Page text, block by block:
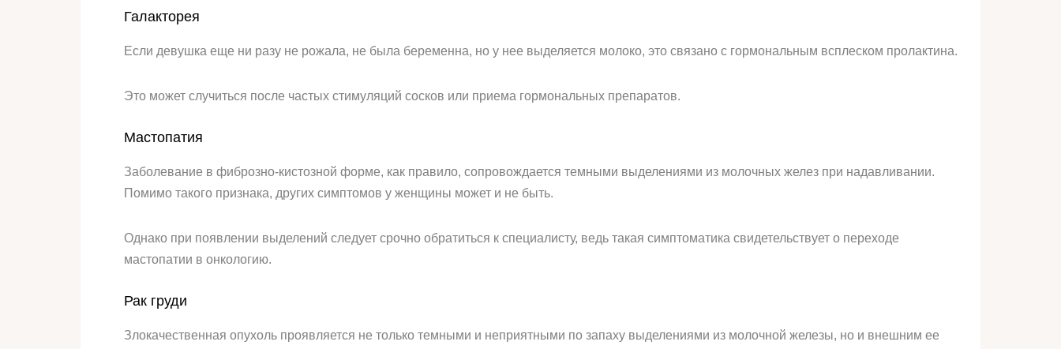
Галакторея
Если девушка еще ни разу не рожала, не была беременна, но у нее выделяется молоко, это связано с гормональным всплеском пролактина.
Это может случиться после частых стимуляций сосков или приема гормональных препаратов.
Мастопатия
Заболевание в фиброзно-кистозной форме, как правило, сопровождается темными выделениями из молочных желез при надавливании.
Помимо такого признака, других симптомов у женщины может и не быть.
Однако при появлении выделений следует срочно обратиться к специалисту, ведь такая симптоматика свидетельствует о переходе
мастопатии в онкологию.
Рак груди
Злокачественная опухоль проявляется не только темными и неприятными по запаху выделениями из молочной железы, но и внешним ее